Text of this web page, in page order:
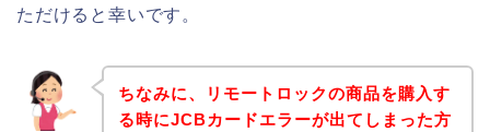
ただけると幸いです。
ちなみに、リモートロックの商品を購入す
る時にJCBカードエラーが出てしまった方